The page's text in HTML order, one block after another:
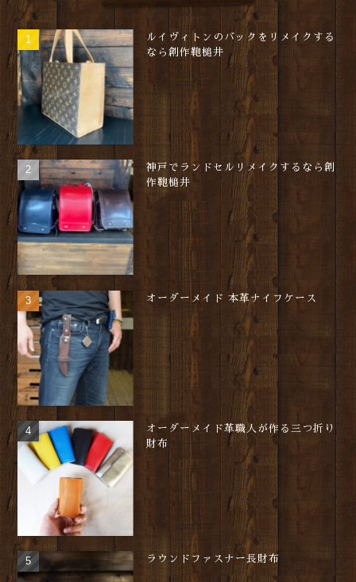
ルイヴィトンのバックをリメイクする
なら創作鞄槌井
神戸でランドセルリメイクするなら創
作鞄槌井
オーダーメイド 本革ナイフケース
オーダーメイド革職人が作る三つ折り
財布
ラウンドファスナー長財布